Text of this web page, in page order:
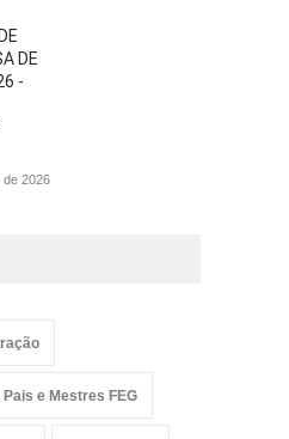
DE
-
de 2026
e Mestres FEG